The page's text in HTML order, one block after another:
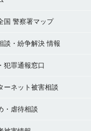
国 警察署マップ
談・紛争解決 情報
犯罪通報窓口
ーネット被害相談
・虐待相談